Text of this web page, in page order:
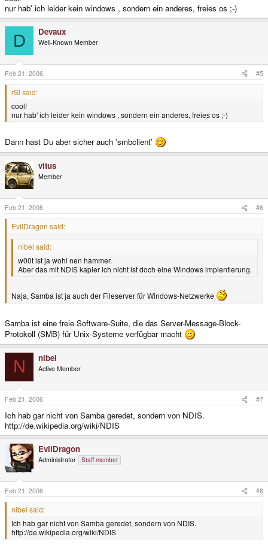
nur hab' ich leider kein windows , sondern ein anderes, freies os ;-)
D Devaux
Well-Known Member
Feb 21, 2006 #5
rSl said:
cool!
nur hab' ich leider kein windows , sondern ein anderes, freies os ;-)
Dann hast Du aber sicher auch 'smbclient'
vitus
Member
Feb 21, 2006 #6
EvilDragon said:
nibel said:
w00t ist ja wohl nen hammer.
Aber das mit NDIS kapier ich nicht ist doch eine Windows implentierung.
Naja, Samba ist ja auch der Fileserver für Windows-Netzwerke
Samba ist eine freie Software-Suite, die das Server-Message-Block-
Protokoll (SMB) für Unix-Systeme verfügbar macht
N nibel
Active Member
Feb 21, 2006 #7
Ich hab gar nicht von Samba geredet, sondern von NDIS.
http://de.wikipedia.org/wiki/NDIS
EvilDragon
Administrator Staff member
Feb 21, 2006 #8
nibel said:
Ich hab gar nicht von Samba geredet, sondern von NDIS.
http://de.wikipedia.org/wiki/NDIS